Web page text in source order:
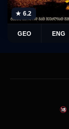
★ 6.2
GEO ENG